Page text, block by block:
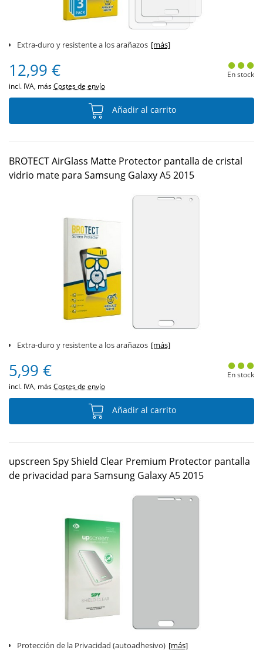
Extra-duro y resistente a los arañazos [más]
12,99 €
incl. IVA, másCostes de envío
En stock
Añadir al carrito
BROTECT AirGlass Matte Protector pantalla de cristal
vidrio mate para Samsung Galaxy A5 2015
Extra-duro y resistente a los arañazos [más]
5,99 €
incl. IVA, másCostes de envío
En stock
Añadir al carrito
upscreen Spy Shield Clear Premium Protector pantalla
de privacidad para Samsung Galaxy A5 2015
Protección de la Privacidad (autoadhesivo) [más]